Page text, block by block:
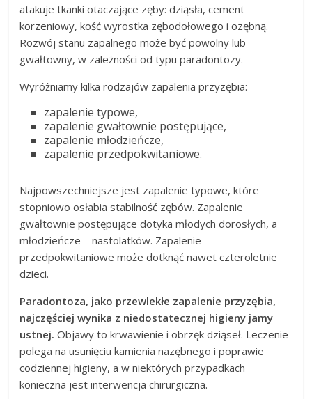
atakuje tkanki otaczające zęby: dziąsła, cement
korzeniowy, kość wyrostka zębodołowego i ozębną.
Rozwój stanu zapalnego może być powolny lub
gwałtowny, w zależności od typu paradontozy.
Wyróżniamy kilka rodzajów zapalenia przyzębia:
zapalenie typowe,
zapalenie gwałtownie postępujące,
zapalenie młodzieńcze,
zapalenie przedpokwitaniowe.
Najpowszechniejsze jest zapalenie typowe, które
stopniowo osłabia stabilność zębów. Zapalenie
gwałtownie postępujące dotyka młodych dorosłych, a
młodzieńcze – nastolatków. Zapalenie
przedpokwitaniowe może dotknąć nawet czteroletnie
dzieci.
Paradontoza, jako przewlekłe zapalenie przyzębia,
najczęściej wynika z niedostatecznej higieny jamy
ustnej. Objawy to krwawienie i obrzęk dziąseł. Leczenie
polega na usunięciu kamienia nazębnego i poprawie
codziennej higieny, a w niektórych przypadkach
konieczna jest interwencja chirurgiczna.